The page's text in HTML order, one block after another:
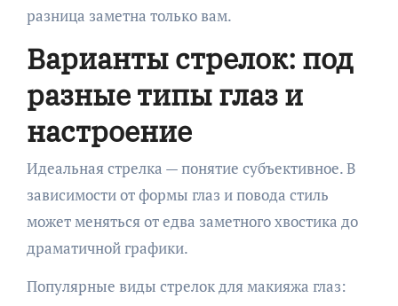
разница заметна только вам.
Варианты стрелок: под
разные типы глаз и
настроение
Идеальная стрелка — понятие субъективное. В
зависимости от формы глаз и повода стиль
может меняться от едва заметного хвостика до
драматичной графики.
Популярные виды стрелок для макияжа глаз: